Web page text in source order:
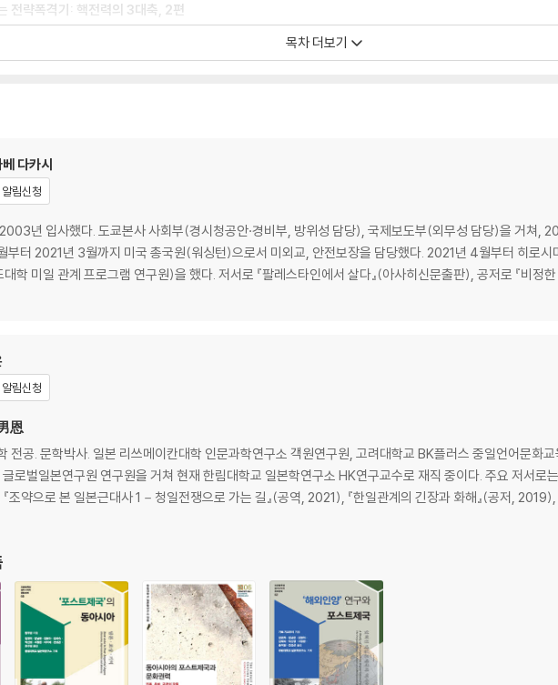
전략폭격기: 핵전력의 3대축, 2편
/ B52 기내에 들어가다 / ‘테러와의 전쟁’에서 핵‘강대국 간 경쟁’으로 / ‘브로큰 애로우’: 핵무기 중대 사고
잠수함: 핵전력의 3대축, 3편
태세 / 동맹국 일본에게 보여준 전략핵잠수함 내부 / 핵잠수함의 전 함장이 말하는 ‘핵억지력’에 대한 의문 /
’의 탄생: 오바마 행정부
비준과 맞바꾼 핵무기 현대화 약속 / 핵억지와 핵군축의 양립 / ‘미일 확장억지협의’ 시작, 변화하는 동맹 /
선언 포기 / 현직 미국 대통령의 첫 히로시마 방문
다 / 발사실험의 전체 계획 / 발사실험의 언론공개 목적 / ‘핵무기 없는 세상’ 정책의 전환 / 중거리핵전력조
의 존속이 위기에 처하다 / 바이든 행정부에 ‘주문’하다
행방: 바이든 행정부
마 노선의 계승 / 윌리엄 페리 전 국방장관 “핵무기금지조약을 지지한다.” / 어니스트 모니즈 전 에너지부
게 직접 묻다 / 핵무기 현대화의 비용과 이권 / 우크라이나 침공과 핵전쟁 위험 / 미일 ‘확장억지’ 강화 /
핸포드(Hanford) ‘죽음의 1마일’을 찾아서
된 방사능 유출 문제 / 피폭의 기억을 계승하다 / 이웃 마을에서는 핵무기에 대한 친근감도 / 소외된 핵대국
” / 전미국시장회의의 도전: 변화는 지자체로부터 / 미국 시민사회에도 변화의 조짐이
목차 더보기
다카시
림신청
년 입사했다. 도쿄본사 사회부(경시청공안·경비부, 방위성 담당), 국제보도부(외무성 담당)을 거쳐,
부터 2021년 3월까지 미국 총국원(워싱턴)으로서 미외교, 안전보장을 담당했다. 2021년 4월부터 히로
학 미일 관계 프로그램 연구원)을 했다. 저서로 『팔레스타인에서 살다』(아사히신문출판), 공저로 『비정
림신청
恩
전공. 문학박사. 일본 리쓰메이칸대학 인문과학연구소 객원연구원, 고려대학교 BK플러스 중일언어문화
로벌일본연구원 연구원을 거쳐 현재 한림대학교 일본학연구소 HK연구교수로 재직 중이다. 주요 저서로
조약으로 본 일본근대사 1－청일전쟁으로 가는 길』(공역, 2021), 『한일관계의 긴장과 화해』(공저,